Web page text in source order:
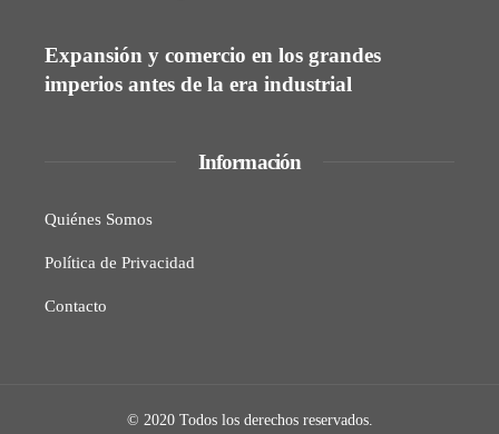
Expansión y comercio en los grandes
imperios antes de la era industrial
Información
Quiénes Somos
Política de Privacidad
Contacto
© 2020 Todos los derechos reservados.